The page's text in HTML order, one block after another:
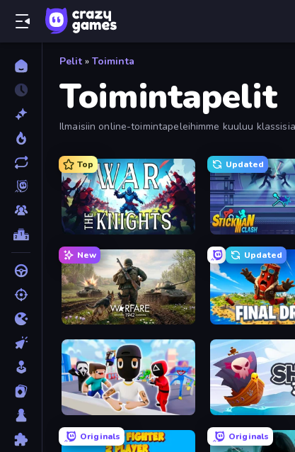
Pelit » Toiminta
Toimintapelit
Ilmaisiin online-toimintapeleihimme kuuluu
Top
War the Knights
Updated
Stickman Clash
New
Warfare 1942
Updated
Final Drop
Ships 3D
Originals Originals